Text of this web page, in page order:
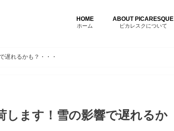
HOME
ホーム
ABOUT PICARESQUE
ピカレスクについて
遅れるかも？・・・
します！雪の影響で遅れるか